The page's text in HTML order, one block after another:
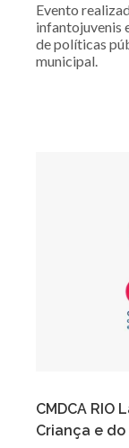
Evento
infantojuvenis
de políticas
municipal.
CMDCA
Criança e